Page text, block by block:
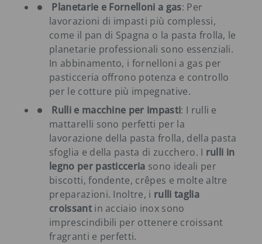
Planetarie e Fornelloni a gas: Per
lavorazioni di impasti più complessi,
come il pan di Spagna o la pasta frolla, le
planetarie professionali sono essenziali.
In abbinamento, i fornelloni a gas per
pasticceria offrono potenza e controllo
per le cotture più impegnative.
Rulli e macchine per impasti: I rulli e
mattarelli sono perfetti per la
lavorazione della pasta frolla, della pasta
sfoglia e della pasta di zucchero. I rulli in
legno per pasticceria sono ideali per
biscotti, fondente, crêpes e molte altre
preparazioni. Inoltre, i rulli taglia
croissantin acciaio inox sono
imprescindibili per ottenere croissant
fragranti e perfetti.